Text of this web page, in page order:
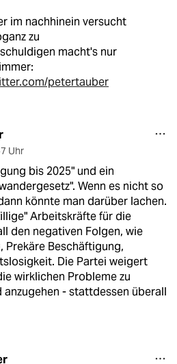
im nachhinein versucht
zu
macht's nur
petertauber
Uhr
bis 2025" und ein
Wenn es nicht so
könnte man darüber lachen.
Arbeitskräfte für die
den negativen Folgen, wie
Prekäre Beschäftigung,
Die Partei weigert
wirklichen Probleme zu
anzugehen - stattdessen überall